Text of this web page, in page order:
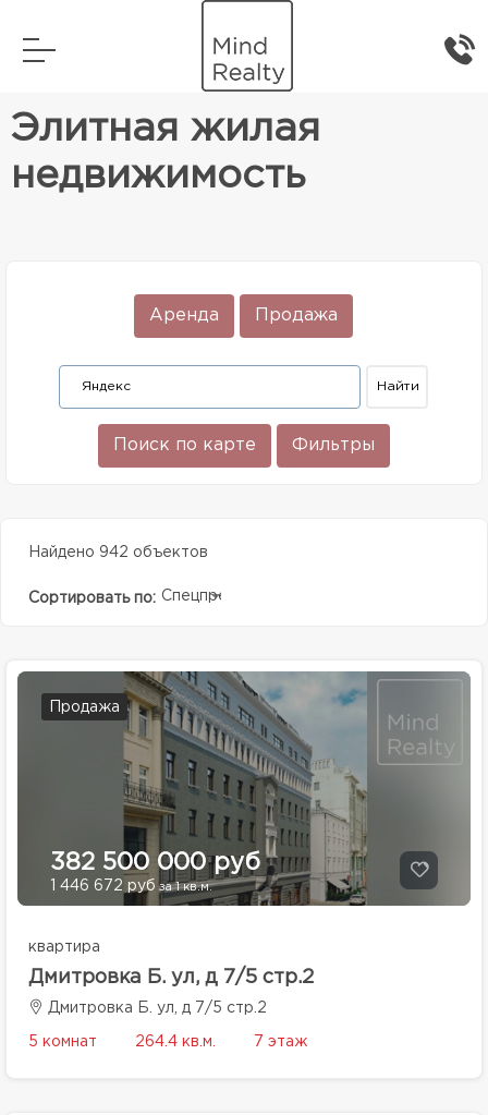
Элитная жилая недвижимость
Элитная жилая
недвижимость
Аренда Продажа
Поиск по карте Фильтры
Найдено 942 объектов
Сортировать по: Спецпредолжение
Продажа
382 500 000 руб
1 446 672 руб за 1 кв.м.
квартира
Дмитровка Б. ул, д 7/5 стр.2
Дмитровка Б. ул, д 7/5 стр.2
5 комнат 264.4 кв.м. 7 этаж